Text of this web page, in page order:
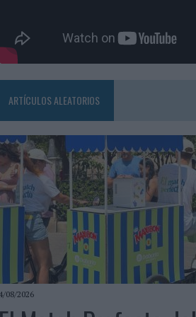
ARTÍCULOS ALEATORIOS
08/2026